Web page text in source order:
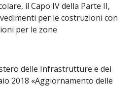
il Capo IV della Parte II,
per le costruzioni con
per le zone
delle Infrastrutture e dei
2018 «Aggiornamento delle